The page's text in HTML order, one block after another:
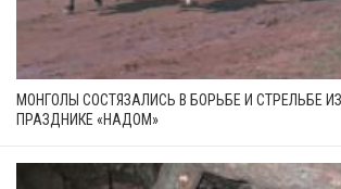
МОНГОЛЫ СОСТЯЗАЛИСЬ В БОРЬБЕ И СТРЕЛЬБЕ
ПРАЗДНИКЕ «НАДОМ»